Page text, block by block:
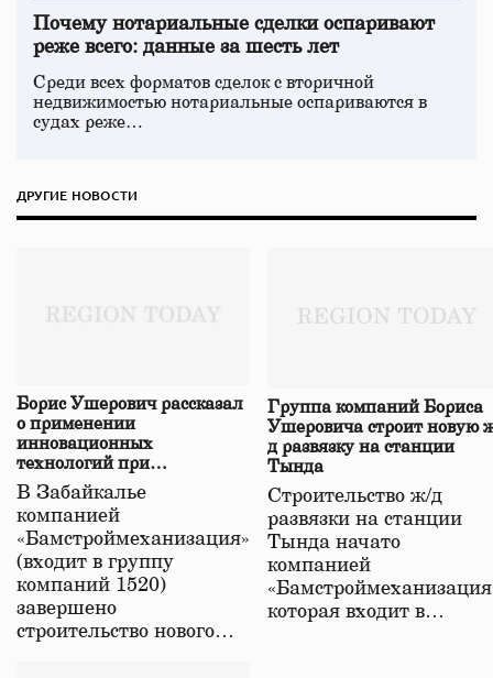
Почему нотариальные сделки оспаривают
реже всего: данные за шесть лет
Среди всех форматов сделок с вторичной
недвижимостью нотариальные оспариваются в
судах реже…
ДРУГИЕ НОВОСТИ
Борис Ушерович рассказал
о применении
инновационных
технологий при
строительстве нового моста
в Забайкалье
В Забайкалье
компанией
«Бамстроймеханизация»
(входит в группу
компаний 1520)
завершено
строительство нового…
Группа компаний Бориса
Ушеровича строит новую
д развязку на станции
Тында
Строительство ж/д
развязки на станции
Тында начато
компанией
которая входит в…